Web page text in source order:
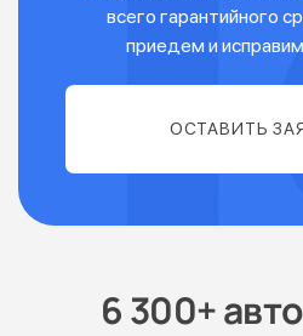
всего гарантийного
приедем и
ОСТАВИТЬ
6 300+